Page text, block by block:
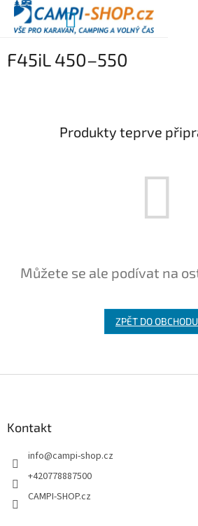
Přejít
obsah
NÁKUPNÍ
F45iL 450–550
Produkty teprve
Můžete se ale podívat na
ZPĚT DO OBCHODU
Kontakt
info@campi-shop.cz
+420778887500
CAMPI-SHOP.cz